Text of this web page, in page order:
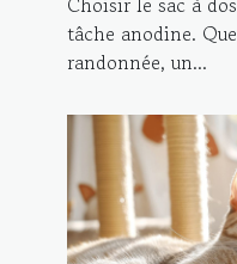
tâche anodine.
randonnée, un...